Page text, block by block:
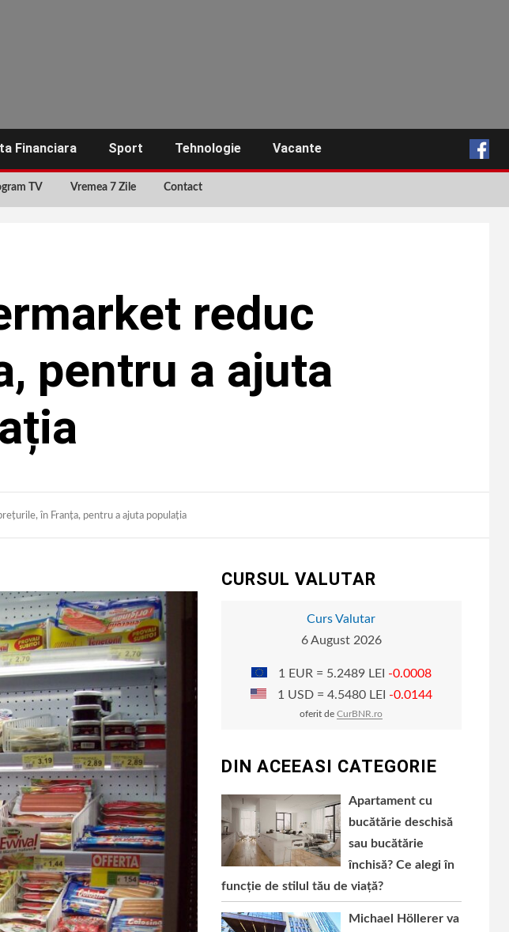
Financiara Sport Tehnologie Vacante
TV Vremea 7 Zile Contact
reduc
pentru a ajuta
în Franța, pentru a ajuta populația
CURSUL VALUTAR
Curs Valutar
6 August 2026
1 EUR = 5.2489 LEI -0.0008
1 USD = 4.5480 LEI -0.0144
oferit deCurBNR.ro
DIN ACEEASI CATEGORIE
Apartament cu
bucătărie deschisă
sau bucătărie
închisă? Ce alegi în
funcție de stilul tău de viață?
Michael Höllerer va